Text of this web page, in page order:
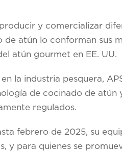
y comercializar
atún lo conforman sus
atún gourmet en EE. UU.
la industria pesquera,
de cocinado de atún
regulados.
febrero de 2025, su
y para quienes se